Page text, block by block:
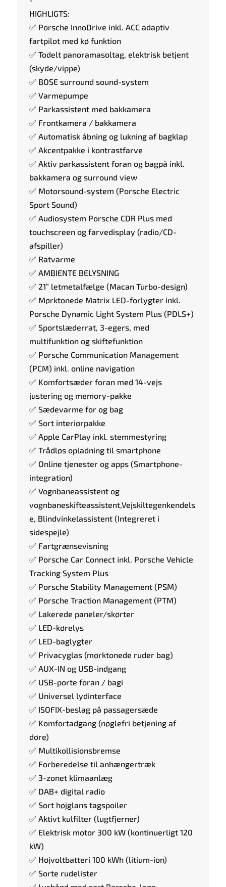
HIGHLIGTS:
✅ Porsche InnoDrive inkl. ACC adaptiv
fartpilot med kø funktion
✅ Todelt panoramasoltag, elektrisk betjent
(skyde/vippe)
✅ BOSE surround sound-system
✅ Varmepumpe
✅ Parkassistent med bakkamera
✅ Frontkamera / bakkamera
✅ Automatisk åbning og lukning af bagklap
✅ Akcentpakke i kontrastfarve
✅ Aktiv parkassistent foran og bagpå inkl.
bakkamera og surround view
✅ Motorsound-system (Porsche Electric
Sport Sound)
✅ Audiosystem Porsche CDR Plus med
touchscreen og farvedisplay (radio/CD-
afspiller)
✅ Ratvarme
✅ AMBIENTE BELYSNING
✅ 21” letmetalfælge (Macan Turbo-design)
✅ Mørktonede Matrix LED-forlygter inkl.
Porsche Dynamic Light System Plus (PDLS+)
✅ Sportslæderrat, 3-egers, med
multifunktion og skiftefunktion
✅ Porsche Communication Management
(PCM) inkl. online navigation
✅ Komfortsæder foran med 14-vejs
justering og memory-pakke
✅ Sædevarme for og bag
✅ Sort interiørpakke
✅ Apple CarPlay inkl. stemmestyring
✅ Trådløs opladning til smartphone
✅ Online tjenester og apps (Smartphone-
integration)
✅ Vognbaneassistent og
vognbaneskifteassistent,Vejskiltegenkendels
e, Blindvinkelassistent (Integreret i
sidespejle)
✅ Fartgrænsevisning
✅ Porsche Car Connect inkl. Porsche Vehicle
Tracking System Plus
✅ Porsche Stability Management (PSM)
✅ Porsche Traction Management (PTM)
✅ Lakerede paneler/skørter
✅ LED-kørelys
✅ LED-baglygter
✅ Privacyglas (mørktonede ruder bag)
✅ AUX-IN og USB-indgang
✅ USB-porte foran / bagi
✅ Universel lydinterface
✅ ISOFIX-beslag på passagersæde
✅ Komfortadgang (nøglefri betjening af
døre)
✅ Multikollisionsbremse
✅ Forberedelse til anhængertræk
✅ 3-zonet klimaanlæg
✅ DAB+ digital radio
✅ Sort højglans tagspoiler
✅ Aktivt kulfilter (lugtfjerner)
✅ Elektrisk motor 300 kW (kontinuerligt 120
kW)
✅ Højvoltbatteri 100 kWh (litium-ion)
✅ Sorte rudelister